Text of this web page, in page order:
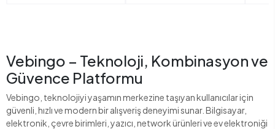
Vebingo – Teknoloji, Kombinasyon ve
Güvence Platformu
Vebingo, teknolojiyi yaşamın merkezine taşıyan kullanıcılar için
güvenli, hızlı ve modern bir alışveriş deneyimi sunar. Bilgisayar,
elektronik, çevre birimleri, yazıcı, network ürünleri ve ev elektroniği